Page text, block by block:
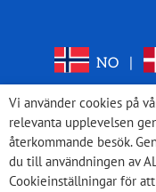
NO
Vi använder cookies på
relevanta upplevelsen
återkommande besök.
du till användningen av
Cookieinställningar för